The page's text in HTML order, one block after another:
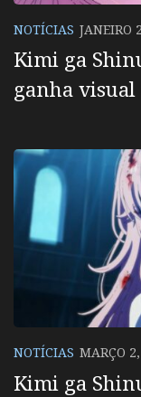
NOTÍCIAS JANEIRO
Kimi ga
ganha visual
NOTÍCIAS MARÇO
Kimi ga